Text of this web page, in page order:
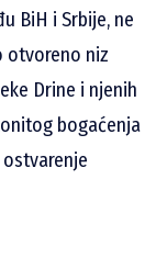
BiH i Srbije, ne
otvoreno niz
Drine i njenih
bogaćenja